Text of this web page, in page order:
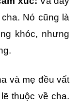
Nó cũng là
khóc, nhưng
và mẹ đều vất
thuộc về cha.